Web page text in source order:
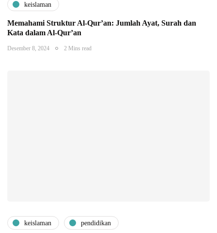
keislaman
Memahami Struktur Al-Qur’an: Jumlah Ayat, Surah dan
Kata dalam Al-Qur’an
Desember 8, 2024 2 Mins read
keislaman pendidikan